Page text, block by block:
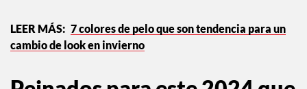
7 colores de pelo que son tendencia para un